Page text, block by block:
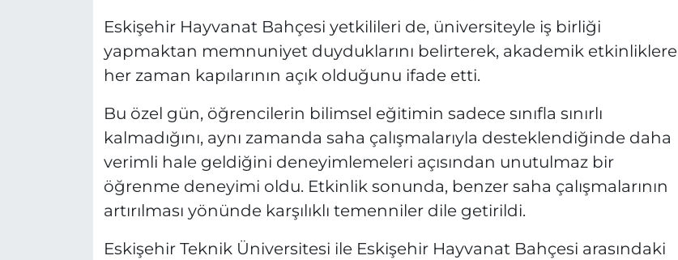
Eskişehir Hayvanat Bahçesi yetkilileri de, üniversiteyle iş birliği
yapmaktan memnuniyet duyduklarını belirterek, akademik etkinliklere
her zaman kapılarının açık olduğunu ifade etti.
Bu özel gün, öğrencilerin bilimsel eğitimin sadece sınıfla sınırlı
kalmadığını, aynı zamanda saha çalışmalarıyla desteklendiğinde daha
verimli hale geldiğini deneyimlemeleri açısından unutulmaz bir
öğrenme deneyimi oldu. Etkinlik sonunda, benzer saha çalışmalarının
artırılması yönünde karşılıklı temenniler dile getirildi.
Eskişehir Teknik Üniversitesi ile Eskişehir Hayvanat Bahçesi arasındaki